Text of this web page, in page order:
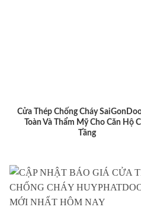
Cửa Thép Chống Cháy
Toàn Và Thẩm Mỹ Cho Căn Hộ
Tầng